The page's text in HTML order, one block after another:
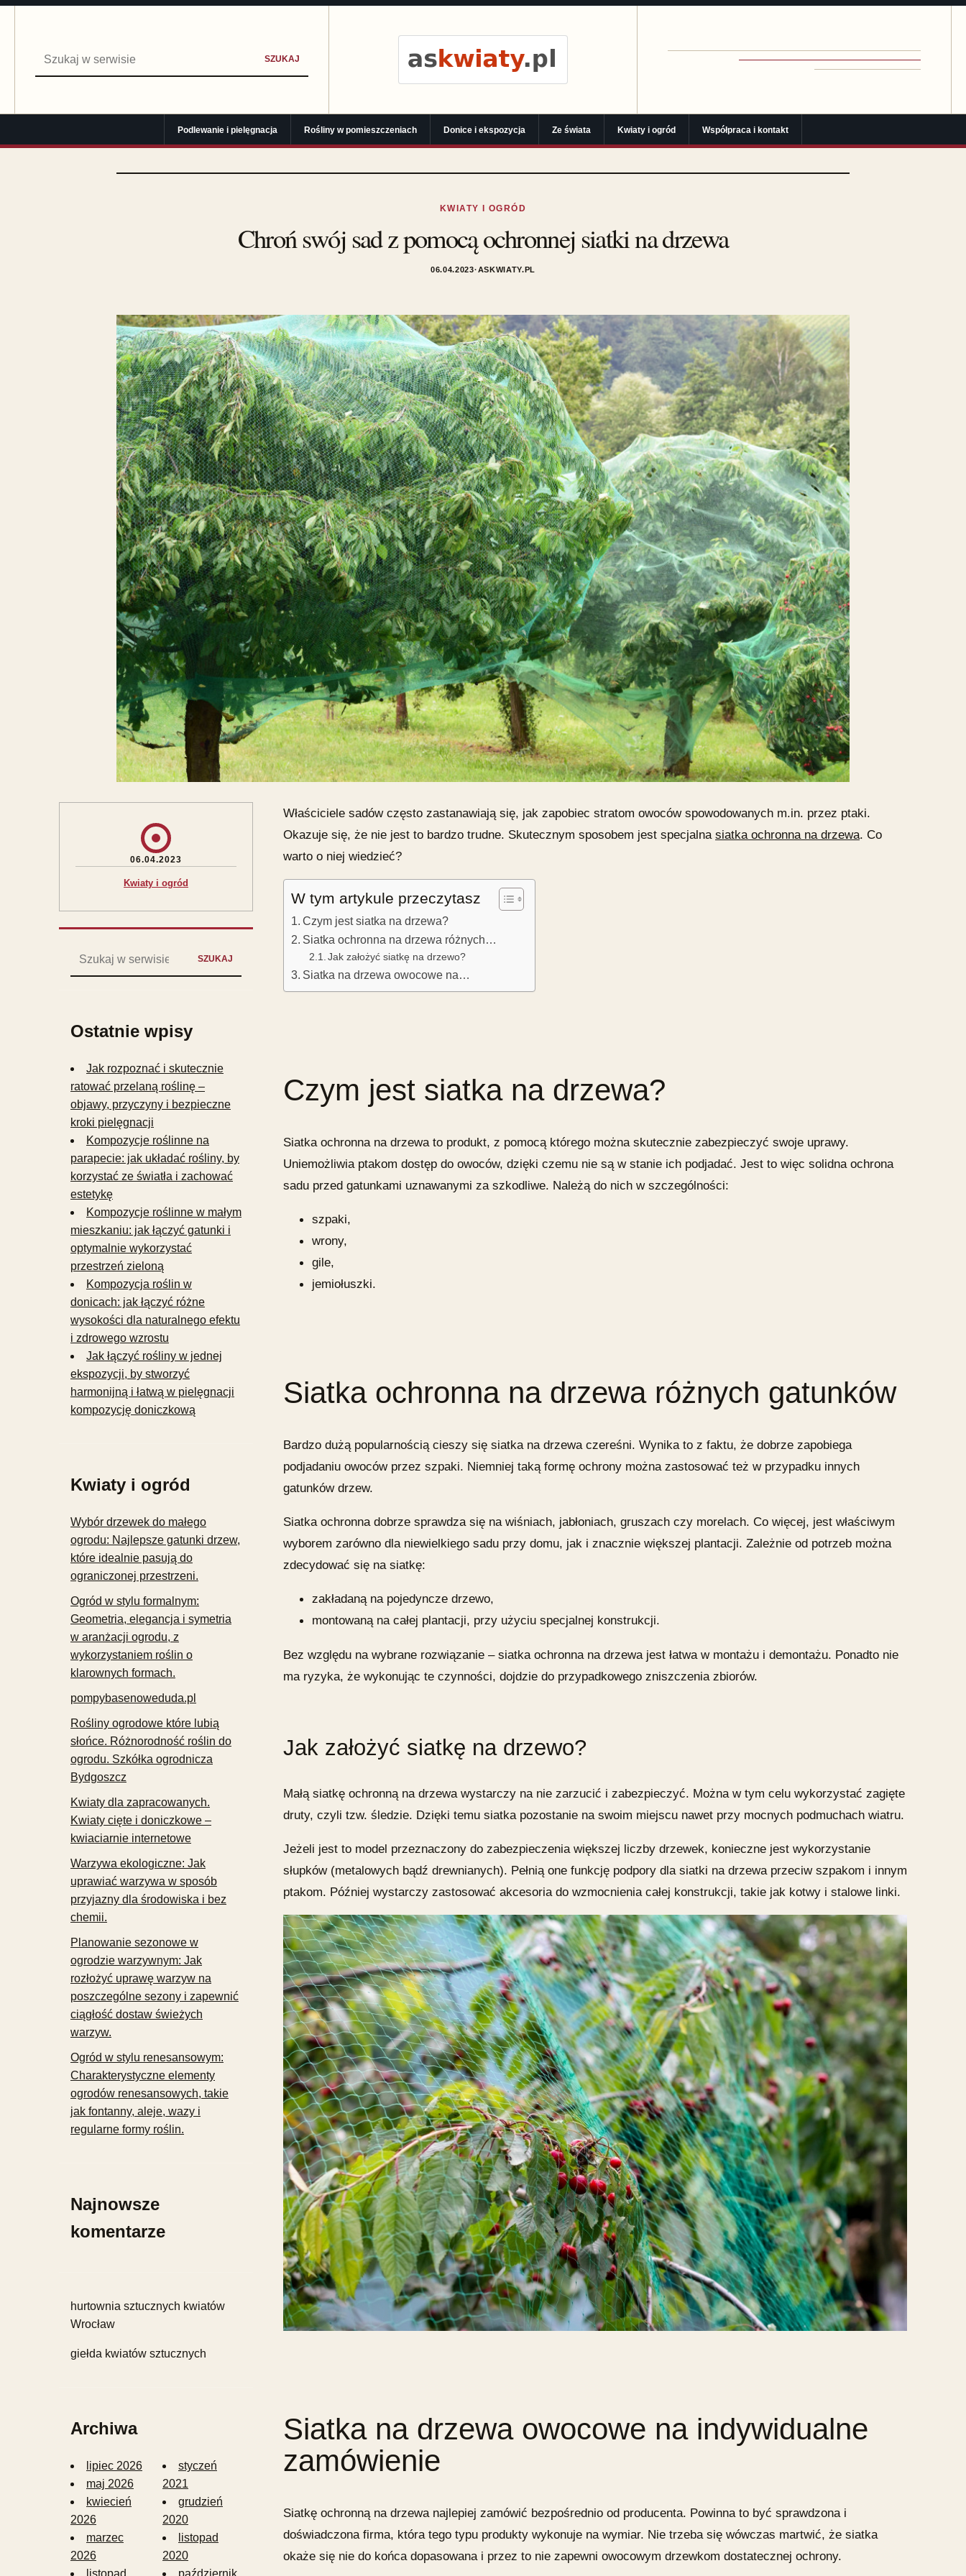
SZUKAJ
Podlewanie i pielęgnacja Rośliny w pomieszczeniach Donice i ekspozycja Ze świata Kwiaty i ogród Współpraca i kontakt
KWIATY I OGRÓD
Chroń swój sad z pomocą ochronnej siatki na drzewa
06.04.2023·ASKWIATY.PL
06.04.2023
Kwiaty i ogród
Właściciele sadów często zastanawiają się, jak zapobiec stratom owoców spowodowanych m.in. przez ptaki.
Okazuje się, że nie jest to bardzo trudne. Skutecznym sposobem jest specjalna siatka ochronna na drzewa. Co
warto o niej wiedzieć?
W tym artykule przeczytasz
Czym jest siatka na drzewa?
Siatka ochronna na drzewa różnych…
Jak założyć siatkę na drzewo?
Siatka na drzewa owocowe na…
Czym jest siatka na drzewa?
Siatka ochronna na drzewa to produkt, z pomocą którego można skutecznie zabezpieczyć swoje uprawy.
Uniemożliwia ptakom dostęp do owoców, dzięki czemu nie są w stanie ich podjadać. Jest to więc solidna ochrona
sadu przed gatunkami uznawanymi za szkodliwe. Należą do nich w szczególności:
szpaki,
wrony,
gile,
jemiołuszki.
Siatka ochronna na drzewaróżnych gatunków
Bardzo dużą popularnością cieszy się siatka na drzewa czereśni. Wynika to z faktu, że dobrze zapobiega
podjadaniu owoców przez szpaki. Niemniej taką formę ochrony można zastosować też w przypadku innych
gatunków drzew.
Siatka ochronna dobrze sprawdza się na wiśniach, jabłoniach, gruszach czy morelach. Co więcej, jest właściwym
wyborem zarówno dla niewielkiego sadu przy domu, jak i znacznie większej plantacji. Zależnie od potrzeb można
zdecydować się na siatkę:
zakładaną na pojedyncze drzewo,
montowaną na całej plantacji, przy użyciu specjalnej konstrukcji.
Bez względu na wybrane rozwiązanie – siatka ochronna na drzewa jest łatwa w montażu i demontażu. Ponadto nie
ma ryzyka, że wykonując te czynności, dojdzie do przypadkowego zniszczenia zbiorów.
Jak założyć siatkę na drzewo?
Małą siatkę ochronną na drzewa wystarczy na nie zarzucić i zabezpieczyć. Można w tym celu wykorzystać zagięte
druty, czyli tzw. śledzie. Dzięki temu siatka pozostanie na swoim miejscu nawet przy mocnych podmuchach wiatru.
Jeżeli jest to model przeznaczony do zabezpieczenia większej liczby drzewek, konieczne jest wykorzystanie
słupków (metalowych bądź drewnianych). Pełnią one funkcję podpory dla siatki na drzewa przeciw szpakom i innym
ptakom. Później wystarczy zastosować akcesoria do wzmocnienia całej konstrukcji, takie jak kotwy i stalowe linki.
Siatka na drzewa owocowe na indywidualne
zamówienie
Siatkę ochronną na drzewa najlepiej zamówić bezpośrednio od producenta. Powinna to być sprawdzona i
doświadczona firma, która tego typu produkty wykonuje na wymiar. Nie trzeba się wówczas martwić, że siatka
okaże się nie do końca dopasowana i przez to nie zapewni owocowym drzewkom dostatecznej ochrony.
SZUKAJ
Ostatnie wpisy
Jak rozpoznać i skutecznie
ratować przelaną roślinę –
objawy, przyczyny i bezpieczne
kroki pielęgnacji
Kompozycje roślinne na
parapecie: jak układać rośliny, by
korzystać ze światła i zachować
estetykę
Kompozycje roślinne w małym
mieszkaniu: jak łączyć gatunki i
optymalnie wykorzystać
przestrzeń zieloną
Kompozycja roślin w
donicach: jak łączyć różne
wysokości dla naturalnego efektu
i zdrowego wzrostu
Jak łączyć rośliny w jednej
ekspozycji, by stworzyć
harmonijną i łatwą w pielęgnacji
kompozycję doniczkową
Kwiaty i ogród
Wybór drzewek do małego
ogrodu: Najlepsze gatunki drzew,
które idealnie pasują do
ograniczonej przestrzeni.
Ogród w stylu formalnym:
Geometria, elegancja i symetria
w aranżacji ogrodu, z
wykorzystaniem roślin o
klarownych formach.
pompybasenoweduda.pl
Rośliny ogrodowe które lubią
słońce. Różnorodność roślin do
ogrodu. Szkółka ogrodnicza
Bydgoszcz
Kwiaty dla zapracowanych.
Kwiaty cięte i doniczkowe –
kwiaciarnie internetowe
Warzywa ekologiczne: Jak
uprawiać warzywa w sposób
przyjazny dla środowiska i bez
chemii.
Planowanie sezonowe w
ogrodzie warzywnym: Jak
rozłożyć uprawę warzyw na
poszczególne sezony i zapewnić
ciągłość dostaw świeżych
warzyw.
Ogród w stylu renesansowym:
Charakterystyczne elementy
ogrodów renesansowych, takie
jak fontanny, aleje, wazy i
regularne formy roślin.
Najnowsze
komentarze
hurtownia sztucznych kwiatów
Wrocław
giełda kwiatów sztucznych
Archiwa
lipiec 2026
maj 2026
kwiecień
2026
marzec
2026
styczeń
2021
grudzień
2020
listopad
2020